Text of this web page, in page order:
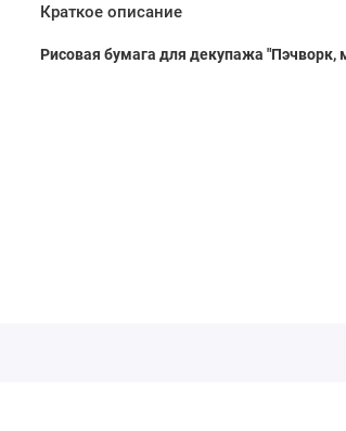
Краткое описание
Рисовая бумага для декупажа "Пэчворк,